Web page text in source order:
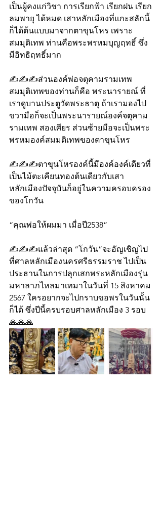
เป็นผู้คงแก่วิชา การเรียกฟ้า เรียกฝน เรียก
ลมพายุ ได้หมด เสาหลักเมืองที่แกะสลักนี้
ก็ได้ต้นแบบมาจากตาขุนโหร เพราะ
สมมุติเทพ ท่านคือพระพรหมบุญฤทธิ์ ซึ่ง
มีอิทธิฤทธิ์มาก
✍️✍️✍️ส่วนองค์พ่อจตุคามรามเทพ
สมมุติเทพของท่านก็คือ พระนารายณ์ ที่
เราดูบานประตูวัดพระธาตุ ถ้าเรามองไป
ขวามือก็จะเป็นพระนารายณ์องค์จตุคาม
รามเทพ สองเศียร ส่วนซ้ายมือจะเป็นพระ
พรหมองค์สมมติเทพของตาขุนโหร
✍️✍️✍️ตาขุนโหรองค์นี้มีองค์องค์เดียวที่
เป็นไม้ตะเคียนทองต้นเดียวกับเสา
หลักเมืองปัจจุบันก็อยู่ในความครอบครอง
ของโกวัน
“คุณพ่อให้ผมมา เมื่อปี2538”
✍️✍️✍️แล้วล่าสุด “โกวัน”จะอัญเชิญไป
ที่ศาลหลักเมืองนครศรีธรรมราช ไปเป็น
ประธานในการปลุกเสกพระหลักเมืองรุ่น
มหาลาภไหลมาเทมาในวันที่ 15 สิงหาคม
2567 ใครอยากจะไปกราบขอพรในวันนั้น
ก็ได้ ซึ่งปีนี้ครบรอบศาลหลักเมือง 3 รอบ
🙏🙏🙏